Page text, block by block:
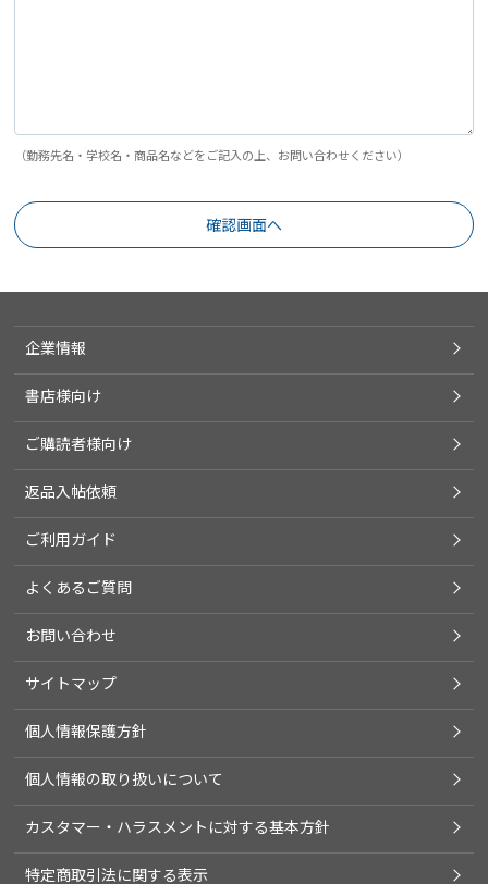
（勤務先名・学校名・商品名などをご記入の上、お問い合わせください）
企業情報
書店様向け
ご購読者様向け
返品入帖依頼
ご利用ガイド
よくあるご質問
お問い合わせ
サイトマップ
個人情報保護方針
個人情報の取り扱いについて
カスタマー・ハラスメントに対する基本方針
特定商取引法に関する表示